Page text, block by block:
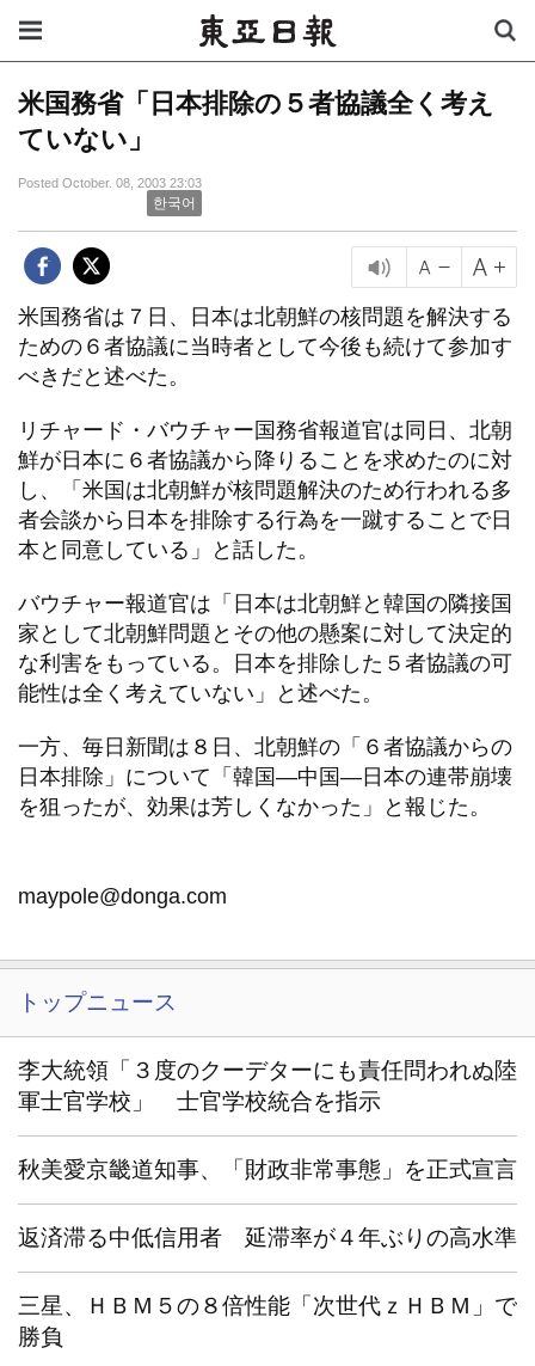
米国務省「日本排除の５者協議全く考え
ていない」
Posted October. 08, 2003 23:03
한국어
米国務省は７日、日本は北朝鮮の核問題を解決する
ための６者協議に当時者として今後も続けて参加す
べきだと述べた。
リチャード・バウチャー国務省報道官は同日、北朝
鮮が日本に６者協議から降りることを求めたのに対
し、「米国は北朝鮮が核問題解決のため行われる多
者会談から日本を排除する行為を一蹴することで日
本と同意している」と話した。
バウチャー報道官は「日本は北朝鮮と韓国の隣接国
家として北朝鮮問題とその他の懸案に対して決定的
な利害をもっている。日本を排除した５者協議の可
能性は全く考えていない」と述べた。
一方、毎日新聞は８日、北朝鮮の「６者協議からの
日本排除」について「韓国—中国—日本の連帯崩壊
を狙ったが、効果は芳しくなかった」と報じた。
maypole@donga.com
トップニュース
李大統領「３度のクーデターにも責任問われぬ陸
軍士官学校」 士官学校統合を指示
秋美愛京畿道知事、「財政非常事態」を正式宣言
返済滞る中低信用者 延滞率が４年ぶりの高水準
三星、ＨＢＭ５の８倍性能「次世代ｚＨＢＭ」で
勝負